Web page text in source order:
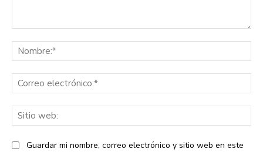
Guardar mi nombre, correo electrónico y sitio web en este